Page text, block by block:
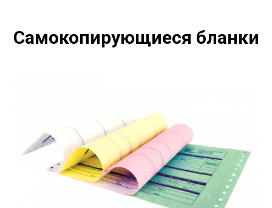
Самокопирующиеся бланки